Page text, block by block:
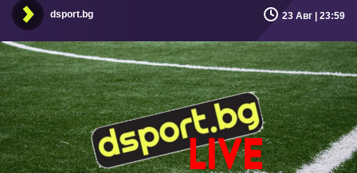
dsport.bg 23 Авг | 23:59